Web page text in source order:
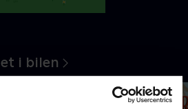
i bilen